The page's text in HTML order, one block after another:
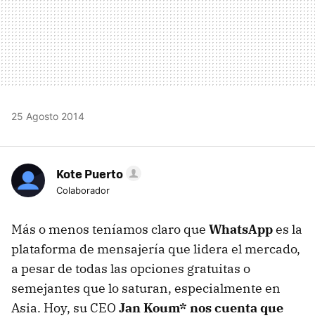
25 Agosto 2014
Kote Puerto
Colaborador
Más o menos teníamos claro que WhatsAppes la
plataforma de mensajería que lidera el mercado,
a pesar de todas las opciones gratuitas o
semejantes que lo saturan, especialmente en
Asia. Hoy, su CEO Jan Koum* nos cuenta que